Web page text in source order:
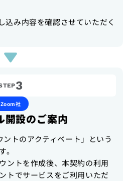
込み内容を確認させていただく
3
Zoom社
開設のご案内
トのアクティベート」という
。
ントを作成後、本契約の利用
トでサービスをご利用いただ